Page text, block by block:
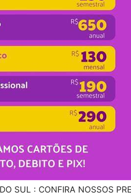
SUL : CONFIRA NOSSOS